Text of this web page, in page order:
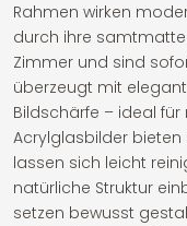
Rahmen wirken
durch ihre
Zimmer und sind
überzeugt mit
Bildschärfe – ideal
Acrylglasbilder bieten
lassen sich leicht
natürliche Struktur
setzen bewusst